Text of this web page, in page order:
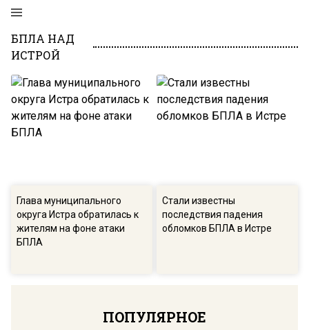
БПЛА НАД
ИСТРОЙ
Глава муниципального
округа Истра обратилась к
жителям на фоне атаки
БПЛА
Стали известны
последствия падения
обломков БПЛА в Истре
ПОПУЛЯРНОЕ